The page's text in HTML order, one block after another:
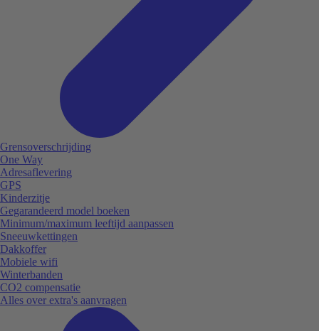
Grensoverschrijding
One Way
Adresaflevering
GPS
Kinderzitje
Gegarandeerd model boeken
Minimum/maximum leeftijd aanpassen
Sneeuwkettingen
Dakkoffer
Mobiele wifi
Winterbanden
CO2 compensatie
Alles over extra's aanvragen